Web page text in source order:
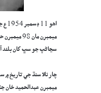
ميمبرن
سڃاڻپ جو سڀ کان بلند
چار نالا سنڌ جي تاريخ
ميمبرن عبدالحميد خان